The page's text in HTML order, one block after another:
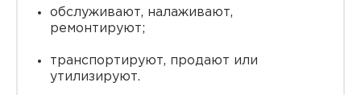
обслуживают, налаживают,
ремонтируют;
транспортируют, продают или
утилизируют.